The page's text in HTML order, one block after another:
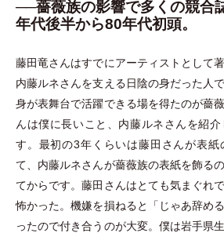
──薔薇族の影響で多くの競合
年代後半から80年代初頭。
藤田竜さんはすでにアーティストとして
内藤ルネさんを支える日陰の身だった人
身が表舞台で活躍できる場を得たのが薔
んは僕に長いこと、内藤ルネさんを紹
す。最初の3年くらいは藤田さんが表紙
て、内藤ルネさんが薔薇族の表紙を飾る
てからです。藤田さんはとても気まぐれ
怖かった。機嫌を損ねると
「 じゃあ辞める
ったので付き合うのが大変。僕は岩手県